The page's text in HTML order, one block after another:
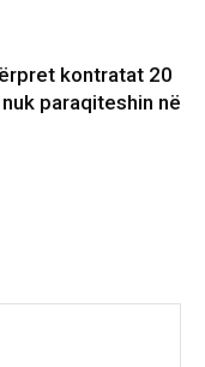
kontratat 20
paraqiteshin në